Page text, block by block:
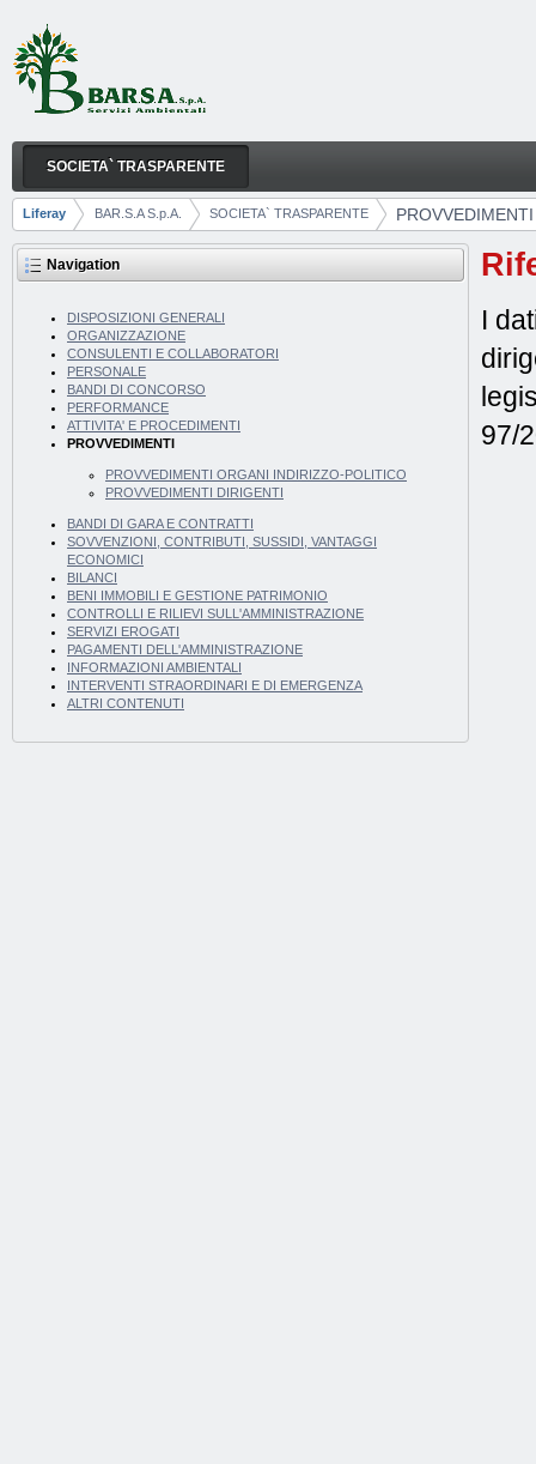
Skip to Content
PROVVEDIMENTI
Navigation
SOCIETA` TRASPARENTE
Breadcrumbs
Liferay BAR.S.A S.p.A. SOCIETA` TRASPARENTE PROVVEDIMENTI
Navigation
DISPOSIZIONI GENERALI
ORGANIZZAZIONE
CONSULENTI E COLLABORATORI
PERSONALE
BANDI DI CONCORSO
PERFORMANCE
ATTIVITA' E PROCEDIMENTI
PROVVEDIMENTI
PROVVEDIMENTI ORGANI INDIRIZZO-POLITICO
PROVVEDIMENTI DIRIGENTI
BANDI DI GARA E CONTRATTI
SOVVENZIONI, CONTRIBUTI, SUSSIDI, VANTAGGI
ECONOMICI
BILANCI
BENI IMMOBILI E GESTIONE PATRIMONIO
CONTROLLI E RILIEVI SULL'AMMINISTRAZIONE
SERVIZI EROGATI
PAGAMENTI DELL'AMMINISTRAZIONE
INFORMAZIONI AMBIENTALI
INTERVENTI STRAORDINARI E DI EMERGENZA
ALTRI CONTENUTI
I
97/